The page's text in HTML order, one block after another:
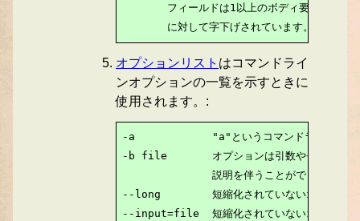
フィールドは1以上のボディ要素を含み
       に対して字下げされています。
オプションリスト はコマンドライ
ンオプションの一覧を示すときに
使用されます。:
-a            "a"というコマンドラインオプシ
-b file       オプションは引数や長い
              説明を伴うことができます。
--long        短縮化されていないオプション
--input=file  短縮化されていないオプション